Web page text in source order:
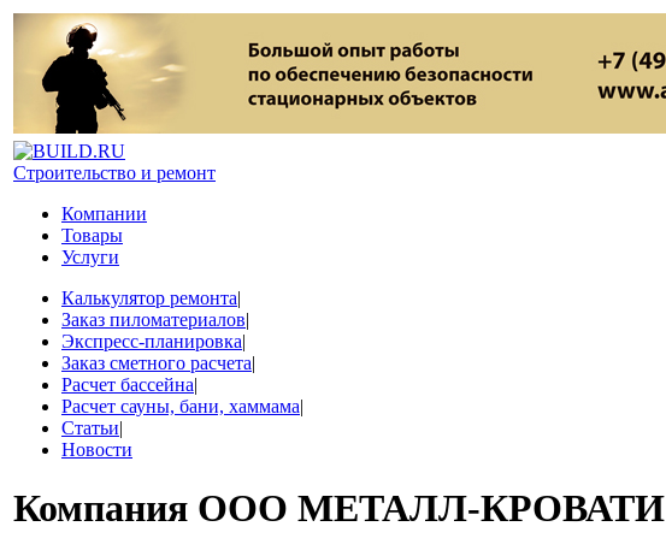
Строительство и ремонт
Компании
Товары
Услуги
Калькулятор ремонта|
Заказ пиломатериалов|
Экспресс-планировка|
Заказ сметного расчета|
Расчет бассейна|
Расчет сауны, бани, хаммама|
Статьи|
Новости
Компания ООО МЕТАЛЛ-КРОВАТИ